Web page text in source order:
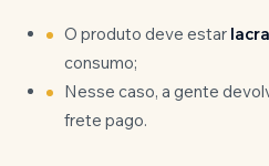
O produto deve estar
consumo;
Nesse caso, a gente
frete pago.